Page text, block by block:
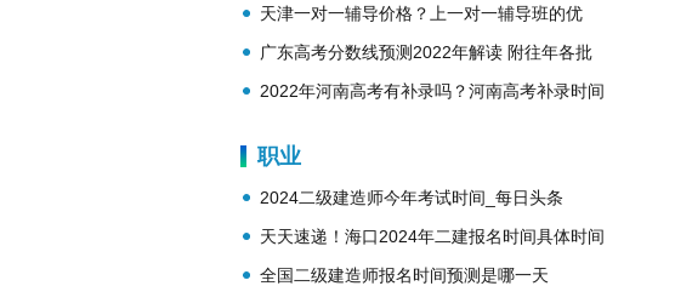
天津一对一辅导价格？上一对一辅导班的优
势？
广东高考分数线预测2022年解读 附往年各批
次分数线
2022年河南高考有补录吗？河南高考补录时间
职业
2024二级建造师今年考试时间_每日头条
天天速递！海口2024年二建报名时间具体时间
安排一览表
全国二级建造师报名时间预测是哪一天